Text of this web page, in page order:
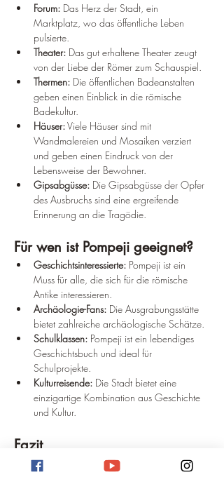
Forum: Das Herz der Stadt, ein
Marktplatz, wo das öffentliche Leben
pulsierte.
Theater: Das gut erhaltene Theater zeugt
von der Liebe der Römer zum Schauspiel.
Thermen: Die öffentlichen Badeanstalten
geben einen Einblick in die römische
Badekultur.
Häuser: Viele Häuser sind mit
Wandmalereien und Mosaiken verziert
und geben einen Eindruck von der
Lebensweise der Bewohner.
Gipsabgüsse: Die Gipsabgüsse der Opfer
des Ausbruchs sind eine ergreifende
Erinnerung an die Tragödie.
Für wen ist Pompeji geeignet?
Geschichtsinteressierte: Pompeji ist ein
Muss für alle, die sich für die römische
Antike interessieren.
Archäologie-Fans: Die Ausgrabungsstätte
bietet zahlreiche archäologische Schätze.
Schulklassen: Pompeji ist ein lebendiges
Geschichtsbuch und ideal für
Schulprojekte.
Kulturreisende: Die Stadt bietet eine
einzigartige Kombination aus Geschichte
und Kultur.
Fazit
Ein Besuch in Pompeji ist eine Reise in die